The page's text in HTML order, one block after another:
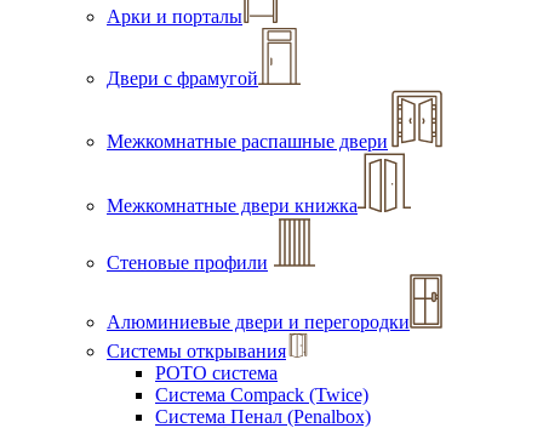
Арки и порталы
Двери с фрамугой
Межкомнатные распашные двери
Межкомнатные двери книжка
Стеновые профили
Алюминиевые двери и перегородки
Системы открывания
РОТО система
Система Compack (Twice)
Система Пенал (Penalbox)